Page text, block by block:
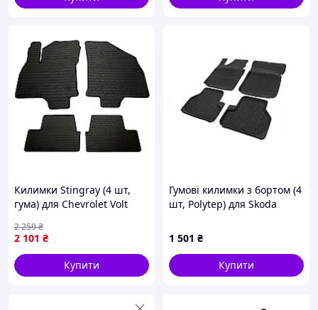
Килимки Stingray (4 шт,
гума) для Chevrolet Volt
2 101 ₴
2 259₴
Купити
Гумові килимки з бортом (4
шт, Polytep) для Skoda
1 501 ₴
Купити